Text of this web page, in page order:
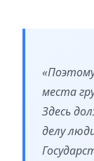
места
Здесь
делу